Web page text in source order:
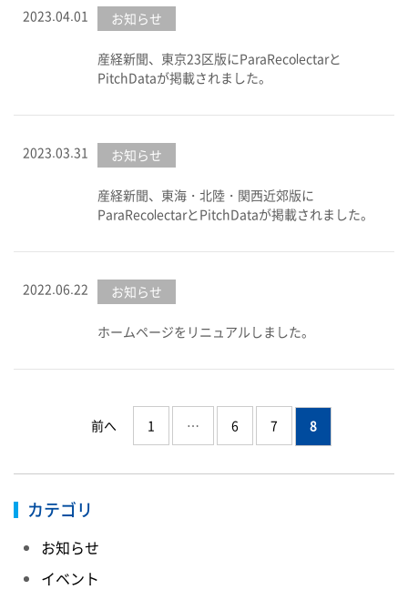
2023.04.01 お知らせ
産経新聞、東京23区版にParaRecolectarと
PitchDataが掲載されました。
2023.03.31 お知らせ
産経新聞、東海・北陸・関西近郊版に
ParaRecolectarとPitchDataが掲載されました。
2022.06.22 お知らせ
ホームページをリニュアルしました。
前へ 1 … 6 7 8
カテゴリ
お知らせ
イベント